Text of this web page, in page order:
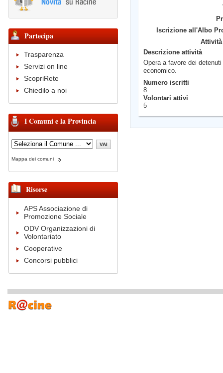
Partecipa
Trasparenza
Servizi on line
ScopriRete
Chiedilo a noi
I Comuni e la Provincia
Mappa dei comuni
Risorse
APS Associazione di
Promozione Sociale
ODV Organizzazioni di
Volontariato
Cooperative
Concorsi pubblici
Iscrizione all'Albo
Descrizione attività
Opera a favore dei
economico.
Numero iscritti
8
Volontari attivi
5